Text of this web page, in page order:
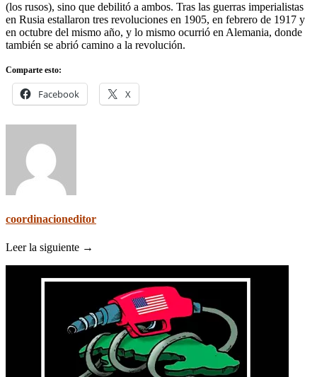
(los rusos), sino que debilitó a ambos. Tras las guerras imperialistas
en Rusia estallaron tres revoluciones en 1905, en febrero de 1917 y
en octubre del mismo año, y lo mismo ocurrió en Alemania, donde
también se abrió camino a la revolución.
Comparte esto:
Facebook X
coordinacioneditor
Leer la siguiente →